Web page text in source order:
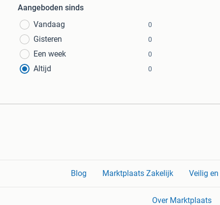
Aangeboden sinds
Vandaag
0
Gisteren 0
Een week 0
Altijd 0
Blog Marktplaats Zakelijk Veilig
Over Marktplaats